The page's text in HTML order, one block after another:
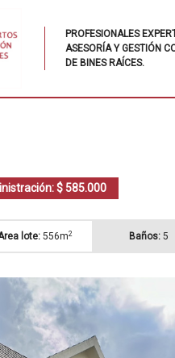
PROFESIONALES
ASESORÍA Y GESTIÓN
DE BINES RAÍCES.
$ 585.000
lote: 556m2 Baños: 5